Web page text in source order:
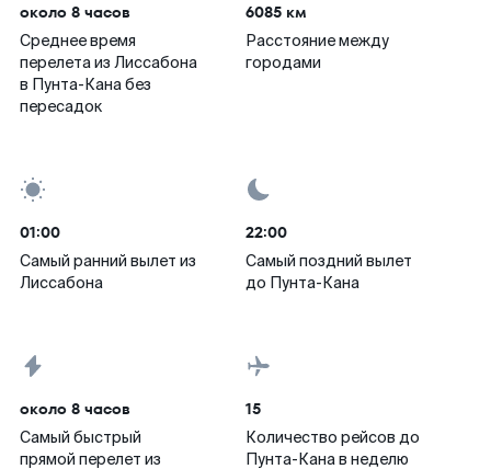
около 8 часов
Среднее время
перелета из Лиссабона
в Пунта-Кана без
пересадок
6085 км
Расстояние между
городами
01:00
Самый ранний вылет из
Лиссабона
22:00
Самый поздний вылет
до Пунта-Кана
около 8 часов
Самый быстрый
прямой перелет из
15
Количество рейсов до
Пунта-Кана в неделю